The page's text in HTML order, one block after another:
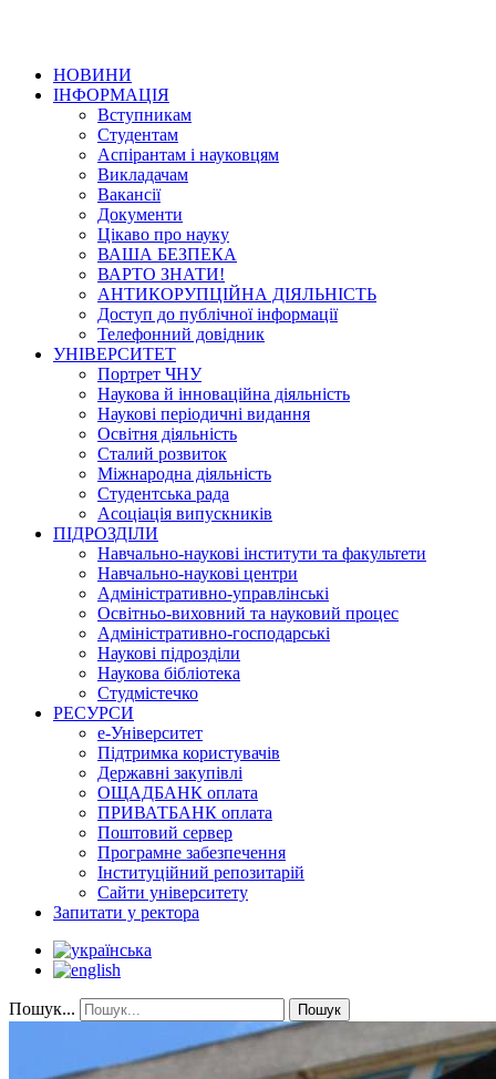
НОВИНИ
ІНФОРМАЦІЯ
Вступникам
Студентам
Аспірантам і науковцям
Викладачам
Вакансії
Документи
Цікаво про науку
ВАША БЕЗПЕКА
ВАРТО ЗНАТИ!
АНТИКОРУПЦІЙНА ДІЯЛЬНІСТЬ
Доступ до публічної інформації
Телефонний довідник
УНІВЕРСИТЕТ
Портрет ЧНУ
Наукова й інноваційна діяльність
Наукові періодичні видання
Освітня діяльність
Сталий розвиток
Міжнародна діяльність
Студентська рада
Асоціація випускників
ПІДРОЗДІЛИ
Навчально-наукові інститути та факультети
Навчально-наукові центри
Адміністративно-управлінські
Освітньо-виховний та науковий процес
Адміністративно-господарські
Наукові підрозділи
Наукова бібліотека
Студмістечко
РЕСУРСИ
е-Університет
Підтримка користувачів
Державні закупівлі
ОЩАДБАНК оплата
ПРИВАТБАНК оплата
Поштовий сервер
Програмне забезпечення
Інституційний репозитарій
Сайти університету
Запитати у ректора
Пошук... Пошук